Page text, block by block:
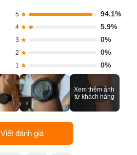
5 94.1%
4 5.9%
3 0%
2 0%
1 0%
Viết đánh giá